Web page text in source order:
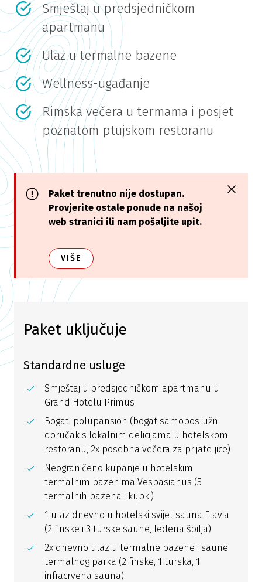
Smještaj u predsjedničkom
apartmanu
Ulaz u termalne bazene
Wellness-ugađanje
Rimska večera u termama i posjet
poznatom ptujskom restoranu
Paket trenutno nije dostupan.
Provjerite ostale ponude na našoj
web stranici ili nam pošaljite upit.
VIŠE
Paket uključuje
Standardne usluge
Smještaj u predsjedničkom apartmanu u
Grand Hotelu Primus
Bogati polupansion (bogat samoposlužni
doručak s lokalnim delicijama u hotelskom
restoranu, 2x posebna večera za prijateljice)
Neograničeno kupanje u hotelskim
termalnim bazenima Vespasianus (5
termalnih bazena i kupki)
1 ulaz dnevno u hotelski svijet sauna Flavia
(2 finske i 3 turske saune, ledena špilja)
2x dnevno ulaz u termalne bazene i saune
termalnog parka (2 finske, 1 turska, 1
infracrvena sauna)